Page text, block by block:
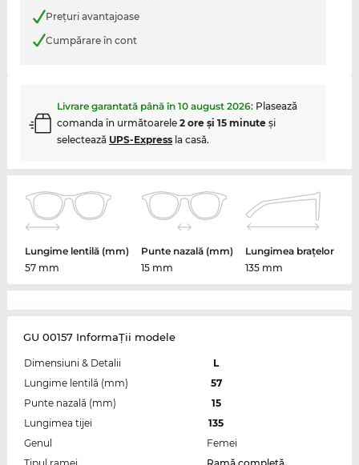
Preţuri avantajoase
Cumpărare în cont
Livrare garantată până în 10 august 2026: Plasează
comanda în următoarele 2 ore şi 15 minuteşi
selectează UPS-Expressla casă.
Lungime lentilă (mm)
57 mm
Punte nazală (mm)
15 mm
Lungimea brațelor
135 mm
GU 00157 InformaŢii modele
Dimensiuni & Detalii
L
Lungime lentilă (mm)
57
Punte nazală (mm)
15
Lungimea tijei
135
Genul
Femei